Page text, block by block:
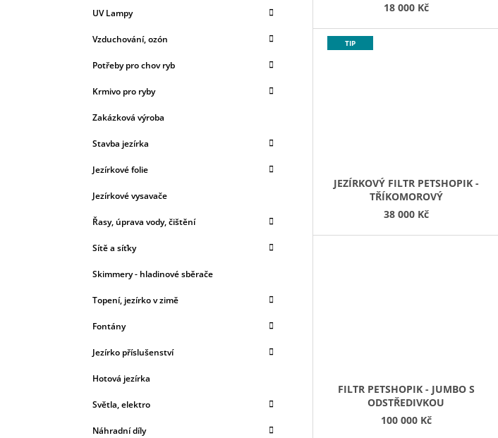
UV Lampy
Vzduchování, ozón
Potřeby pro chov ryb
Krmivo pro ryby
Zakázková výroba
Stavba jezírka
Jezírkové folie
Jezírkové vysavače
Řasy, úprava vody, čištění
Sítě a síťky
Skimmery - hladinové sběrače
Topení, jezírko v zimě
Fontány
Jezírko příslušenství
Hotová jezírka
Světla, elektro
Náhradní díly
T
18 000 Kč
TIP
JEZÍRKOVÝ FILTR PETSHOPIK -
TŘÍKOMOROVÝ
38 000 Kč
FILTR PETSHOPIK - JUMBO S
ODSTŘEDIVKOU
100 000 Kč